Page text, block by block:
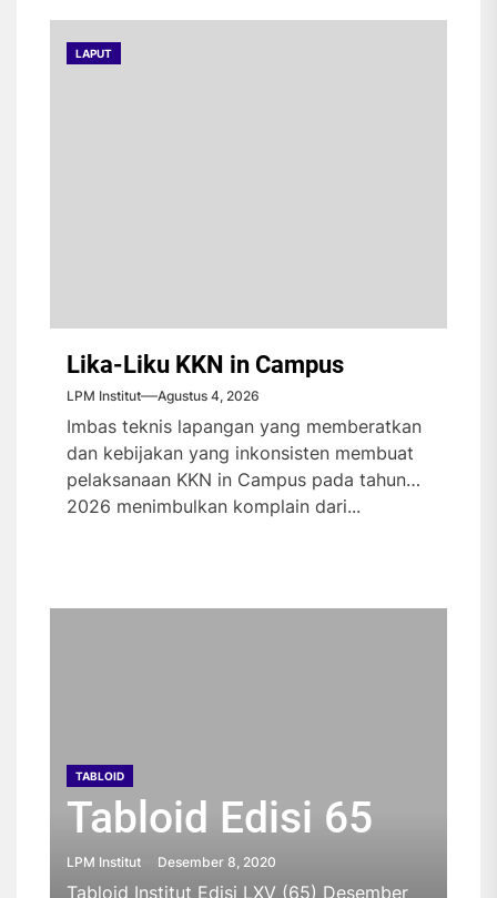
LAPUT
Lika-Liku KKN in Campus
LPM Institut Agustus 4, 2026
Imbas teknis lapangan yang memberatkan
dan kebijakan yang inkonsisten membuat
pelaksanaan KKN in Campus pada tahun
2026 menimbulkan komplain dari...
TABLOID
Tabloid Edisi 65
LPM Institut Desember 8, 2020
Tabloid Institut Edisi LXV (65) Desember
TABLOID
Tabloid Edisi 64
LPM Institut Oktober 26, 2020
Tabloid Institut Edisi LXIV (64) Oktober
TABLOID
Tabloid Edisi 63
LPM Institut Oktober 23, 2019
Tabloid Institut Edisi Oktober dapat
TABLOID
Tabloid Edisi 62
LPM Institut Oktober 23, 2019
Tabloid Institut Edisi September dapat
TABLOID
Tabloid Edisi 61